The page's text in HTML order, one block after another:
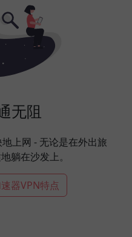
无阻
上网 - 无论是在外出旅
躺在沙发上。
器VPN特点